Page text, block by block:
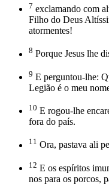
7 exclamando com
Filho do Deus
atormentes!
8 Porque Jesus lhe
9 E perguntou-lhe:
Legião é o meu
10 E rogou-lhe
fora do país.
11 Ora, pastava ali
12 E os espíritos
nos para os porcos,